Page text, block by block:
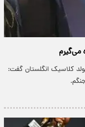
می‌گیرم
کلاسیک انگلستان گفت: